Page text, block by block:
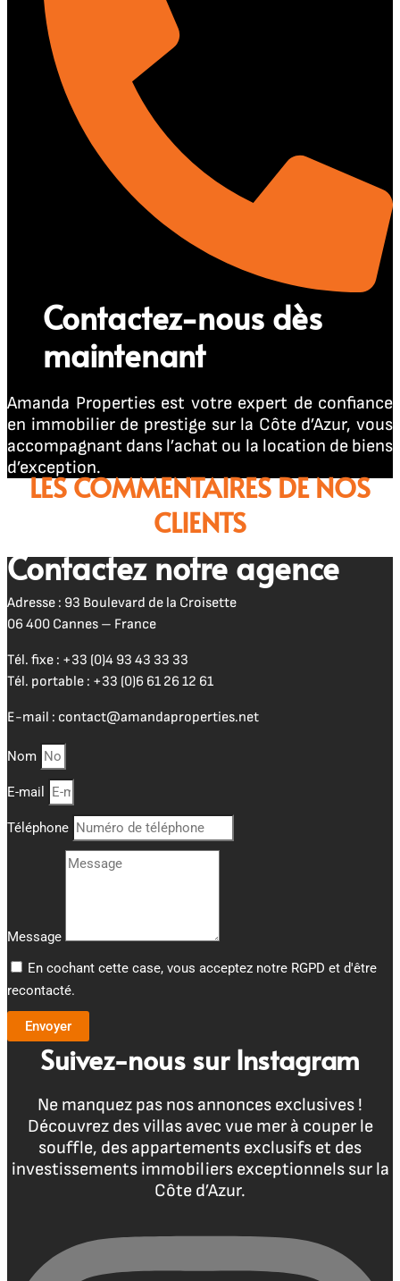
Contactez-nous dès
maintenant
Amanda Properties est votre expert de confiance
en immobilier de prestige sur la Côte d’Azur, vous
accompagnant dans l’achat ou la location de biens
d’exception.
LES COMMENTAIRES DE NOS
CLIENTS
Contactez notre agence
Adresse : 93 Boulevard de la Croisette
06 400 Cannes – France
Tél. fixe : +33 (0)4 93 43 33 33
Tél. portable : +33 (0)6 61 26 12 61
E-mail : contact@amandaproperties.net
Nom
E-mail
Téléphone
Message
En cochant cette case, vous acceptez notre RGPD et d'être
recontacté.
Envoyer
Suivez-nous sur Instagram
Ne manquez pas nos annonces exclusives !
Découvrez des villas avec vue mer à couper le
souffle, des appartements exclusifs et des
investissements immobiliers exceptionnels sur la
Côte d’Azur.